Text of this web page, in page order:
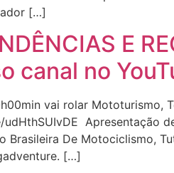
[…]
E
canal no
vai rolar Mototurismo,
Apresentação
Brasileira De Motociclismo,
[…]